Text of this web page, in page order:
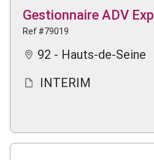
Gestionnaire ADV
Ref #79019
92 - Hauts-de-Seine
INTERIM